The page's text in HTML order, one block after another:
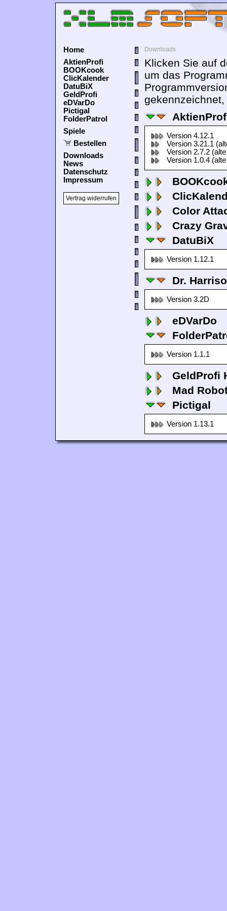
Home
AktienProfi
BOOKcook
ClicKalender
DatuBiX
GeldProfi
eDVarDo
Pictigal
FolderPatrol
Spiele
Bestellen
Downloads
News
Datenschutz
Impressum
Vertrag widerrufen
Downloads
Klicken Sie auf
um das
Version 4.12.1
Version 3.21.1
Version 2.7.2
Version 1.0.4
Color
Crazy
DatuBiX
Version 1.12.1
Dr.
Version 3.2D
eDVarDo
Version 1.1.1
GeldProfi
Mad
Pictigal
Version 1.13.1